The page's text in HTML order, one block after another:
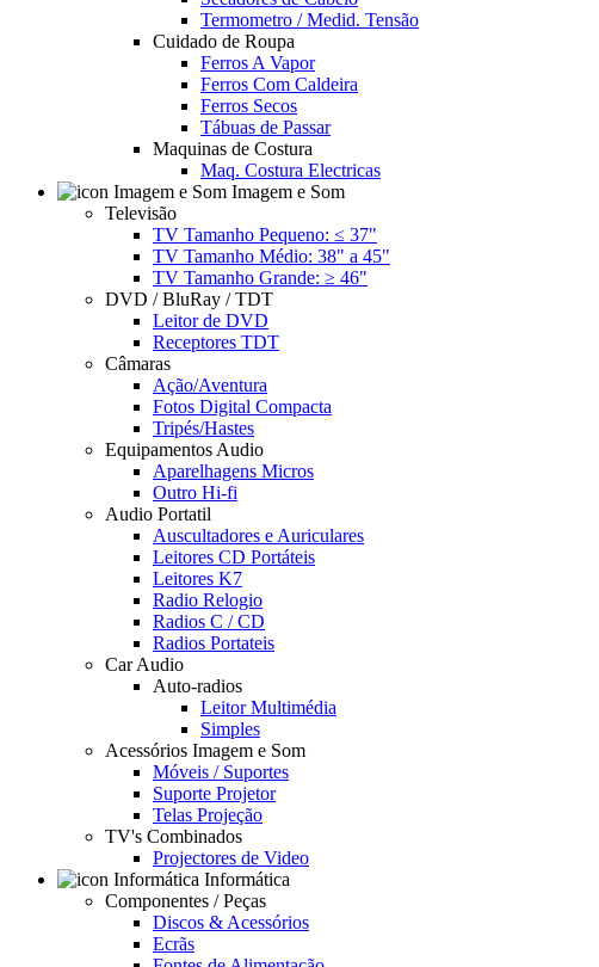
Termometro / Medid. Tensão
Cuidado de Roupa
Ferros A Vapor
Ferros Com Caldeira
Ferros Secos
Tábuas de Passar
Maquinas de Costura
Maq. Costura Electricas
Imagem e Som
Televisão
TV Tamanho Pequeno: ≤ 37"
TV Tamanho Médio: 38" a 45"
TV Tamanho Grande: ≥ 46"
DVD / BluRay / TDT
Leitor de DVD
Receptores TDT
Câmaras
Ação/Aventura
Fotos Digital Compacta
Tripés/Hastes
Equipamentos Audio
Aparelhagens Micros
Outro Hi-fi
Audio Portatil
Auscultadores e Auriculares
Leitores CD Portáteis
Leitores K7
Radio Relogio
Radios C / CD
Radios Portateis
Car Audio
Auto-radios
Leitor Multimédia
Simples
Acessórios Imagem e Som
Móveis / Suportes
Suporte Projetor
Telas Projeção
TV's Combinados
Projectores de Video
Informática
Componentes / Peças
Discos & Acessórios
Ecrãs